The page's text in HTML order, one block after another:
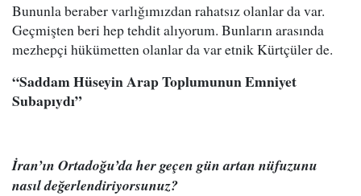
Bununla beraber varlığımızdan rahatsız olanlar da var.
Geçmişten beri hep tehdit alıyorum. Bunların arasında
mezhepçi hükümetten olanlar da var etnik Kürtçüler de.
“Saddam Hüseyin Arap Toplumunun Emniyet
Subapıydı”
İran’ın Ortadoğu’da her geçen gün artan nüfuzunu
nasıl değerlendiriyorsunuz?